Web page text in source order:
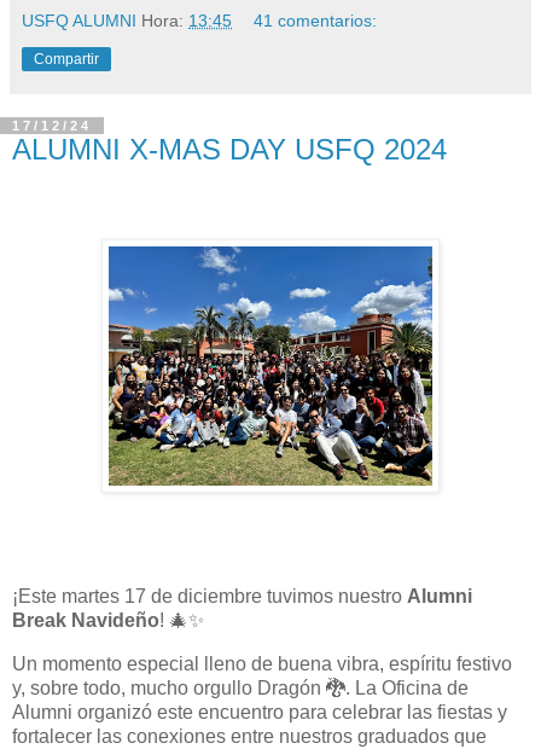
USFQ ALUMNI Hora: 13:45 41 comentarios:
Compartir
17/12/24
ALUMNI X-MAS DAY USFQ 2024
¡Este martes 17 de diciembre tuvimos nuestro Alumni
Break Navideño! 🎄✨
Un momento especial lleno de buena vibra, espíritu festivo
y, sobre todo, mucho orgullo Dragón 🐉. La Oficina de
Alumni organizó este encuentro para celebrar las fiestas y
fortalecer las conexiones entre nuestros graduados que